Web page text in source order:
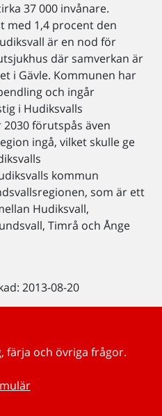
37 000 invånare.
med 1,4 procent den
är en nod för
där samverkan är
i Gävle. Kommunen har
och ingår
i Hudiksvalls
förutspås även
ingå, vilket skulle ge
kommun
som är ett
Hudiksvall,
Timrå och Ånge
2013-08-20
färja och övriga frågor.